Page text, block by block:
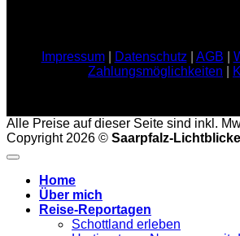
Impressum| Datenschutz AGB
Zahlungsmöglichkeiten
Alle Preise auf dieser Seite sind inkl.
Copyright 2026 © Saarpfalz-Lichtblicke
Home
Über mich
Reise-Reportagen
Schottland erleben